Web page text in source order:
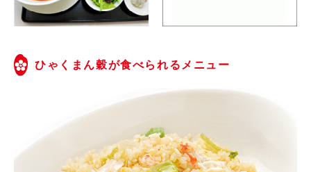
ひゃくまん穀が食べられるメニュー